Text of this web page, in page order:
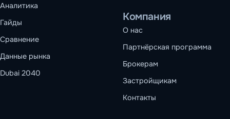
Аналитика
Гайды
Сравнение
Данные рынка
Dubai 2040
Компания
О нас
Партнёрская программа
Брокерам
Застройщикам
Контакты